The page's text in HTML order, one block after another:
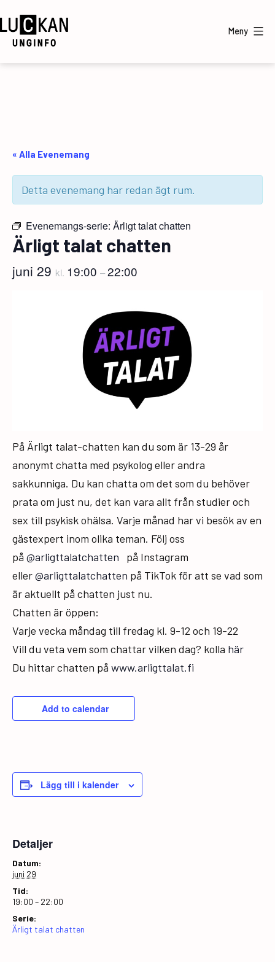
till
innehåll
Meny
« Alla Evenemang
Detta evenemang har redan ägt rum.
Evenemangs-serie: Ärligt talat chatten
Ärligt talat chatten
juni 29 kl. 19:00 –22:00
På Ärligt talat-chatten kan du som är 13-29 år
anonymt chatta med psykolog eller andra
sakkunniga. Du kan chatta om det som du behöver
prata om just nu, det kan vara allt från studier och
sex till psykisk ohälsa. Varje månad har vi besök av en
gästexpert inom olika teman. Följ oss
på @arligttalatchatten på Instagram
eller@arligttalatchatten på TikTok för att se vad som
är aktuellt på chatten just nu.
Chatten är öppen:
Varje vecka måndag till fredag kl. 9-12 och 19-22
Vill du veta vem som chattar vilken dag? kolla här
Du hittar chatten på www.arligttalat.fi
Add to calendar
Lägg till i kalender
Detaljer
Datum:
juni 29
Tid:
19:00 – 22:00
Serie:
Ärligt talat chatten